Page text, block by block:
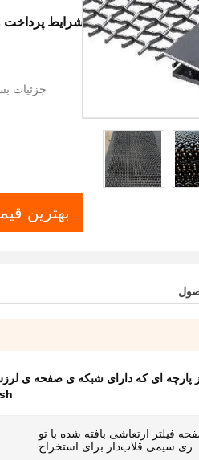
شرایط پرداخت
جزئیات
بهترین
پارچه ای که دارای شبکه ی صفحه
فیلتر ارتعاشی بافته شده با تو
ری سیمی قلاب‌دار برای استخراج